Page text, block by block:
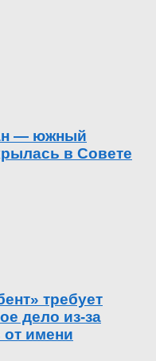
— южный
в Совете
требует
дело из-за
имени